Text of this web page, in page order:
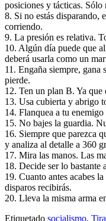
posiciones y tácticas.
8. Si no estás disparando,
corriendo.
9. La presión es relativa.
10. Algún día puede que
deberá usarla como un
11. Engaña siempre, gana
pierde.
12. Ten un plan B. Ya
13. Usa cubierta y abrigo
14. Flanquea a tu
15. No bajes la guardia.
16. Siempre que parezca
y analiza al detalle a 360
17. Mira las manos. Las
18. Decide ser lo bastante
19. Cuanto antes acabes
disparos recibirás.
20. Lleva la misma arma
Etiquetado socialismo,